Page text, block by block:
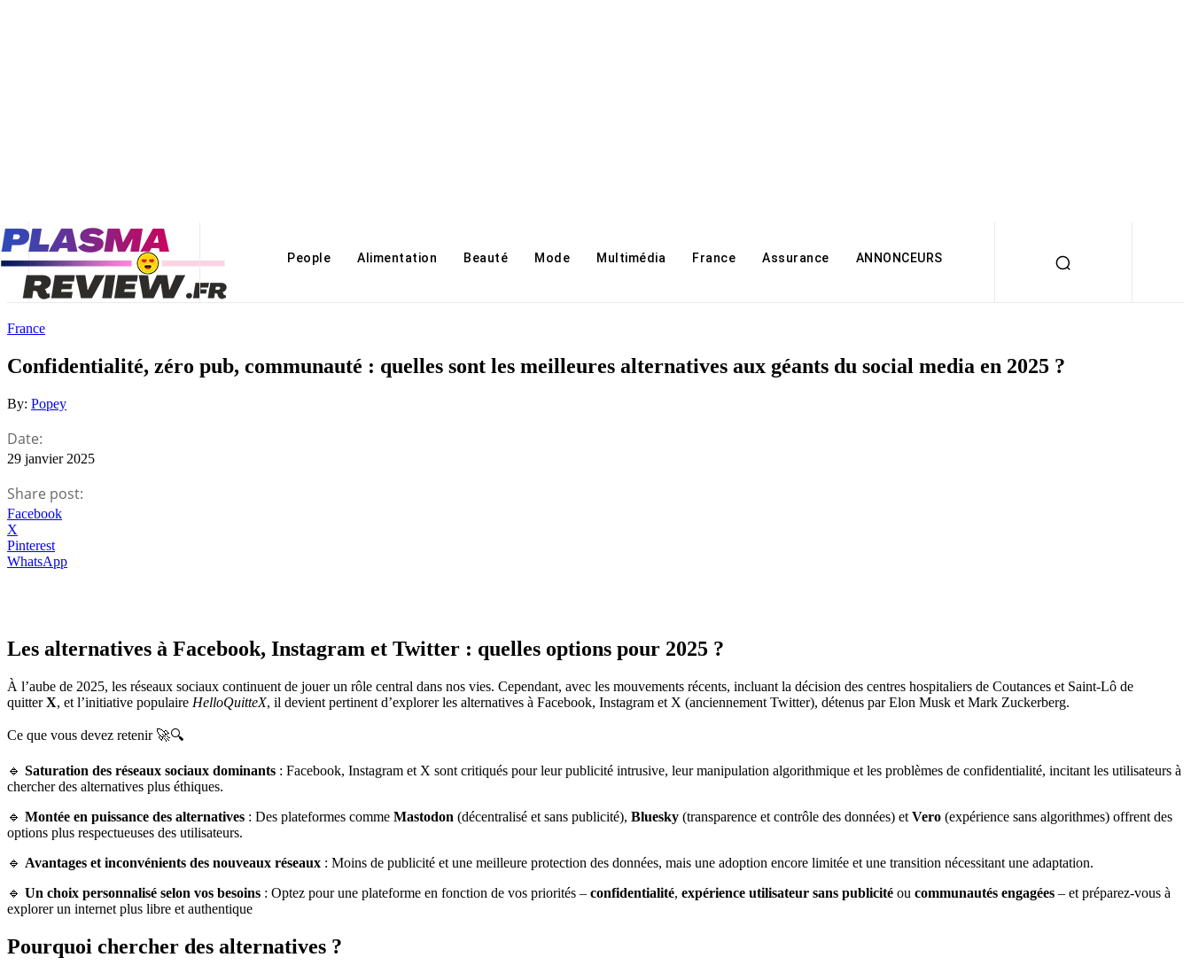
People Alimentation Beauté Mode Multimédia France Assurance ANNONCEURS
France
Confidentialité, zéro pub, communauté : quelles sont les meilleures alternatives aux géants du social media en 2025 ?
By: Popey
Date:
29 janvier 2025
Share post:
Facebook
X
Pinterest
WhatsApp
Les alternatives à Facebook, Instagram et Twitter : quelles options pour 2025 ?
À l’aube de 2025, les réseaux sociaux continuent de jouer un rôle central dans nos vies. Cependant, avec les mouvements récents, incluant la décision des centres hospitaliers de Coutances et Saint-Lô de
quitterX, et l’initiative populaire HelloQuitteX, il devient pertinent d’explorer les alternatives à Facebook, Instagram et X (anciennement Twitter), détenus par Elon Musk et Mark Zuckerberg.
Ce que vous devez retenir 🚀🔍
🔹 Saturation des réseaux sociaux dominants : Facebook, Instagram et X sont critiqués pour leur publicité intrusive, leur manipulation algorithmique et les problèmes de confidentialité, incitant les utilisateurs à
chercher des alternatives plus éthiques.
🔹 Montée en puissance des alternatives : Des plateformes comme Mastodon (décentralisé et sans publicité), Bluesky (transparence et contrôle des données) et Vero (expérience sans algorithmes) offrent des
options plus respectueuses des utilisateurs.
🔹 Avantages et inconvénients des nouveaux réseaux : Moins de publicité et une meilleure protection des données, mais une adoption encore limitée et une transition nécessitant une adaptation.
🔹 Un choix personnalisé selon vos besoins : Optez pour une plateforme en fonction de vos priorités – confidentialité, expérience utilisateur sans publicité ou communautés engagées – et préparez-vous à
explorer un internet plus libre et authentique
Pourquoi chercher des alternatives ?